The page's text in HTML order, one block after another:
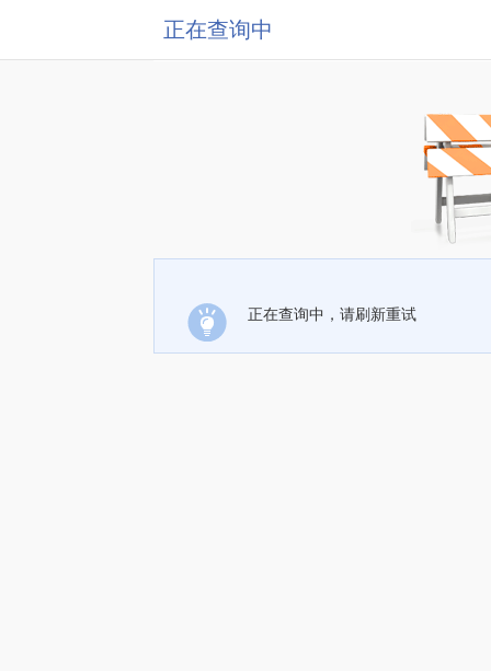
正在查询中
正在查询中，请刷新重试